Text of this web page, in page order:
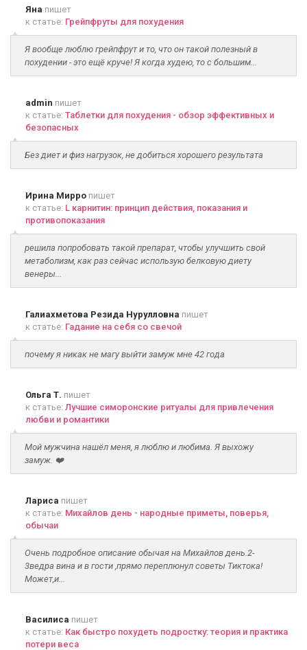
Яна пишет
к статье: Грейпфруты для похудения
Я вообще люблю грейпфрут и то, что он такой полезный в
похудении - это ещё круче! Я когда худею, то с большим...
admin пишет
к статье: Таблетки для похудения - обзор эффективных и
безопасных
Без диет и физ нагрузок, не добиться хорошего результата
Ирина Мирро пишет
к статье: L карнитин: принцип действия, показания и
противопоказания
решила попробовать такой препарат, чтобы улучшить свой
метаболизм, как раз сейчас использую белковую диету
венеры...
Галиахметова Резида Нурулловна пишет
к статье: Гадание на себя со свечой
почему я никак не магу выйти замуж мне 42 года
Ольга Т. пишет
к статье: Лучшие симоронские ритуалы для привлечения
любви и романтики
Мой мужчина нашёл меня, я люблю и любима. Я выхожу
замуж. ❤️
Лариса пишет
к статье: Михайлов день - народные приметы, поверья,
обычаи
Очень подробное описание обычая на Михайлов день.2-
3ведра вина и в гости ,прямо переплюнул советы Тиктока!
Может,и...
Василиса пишет
к статье: Как быстро похудеть подростку: теория и практика
потери веса